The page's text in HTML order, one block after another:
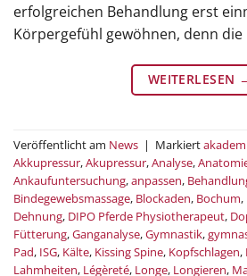
erfolgreichen Behandlung erst
Körpergefühl gewöhnen, denn
WEITERLESEN
Veröffentlicht am News | Markiert
Akkupressur,Akupressur,Analyse,
Ankaufuntersuchung,anpassen,
Bindegewebsmassage, Blockaden, Bochum,
Dehnung, DIPO Pferde Physiotherapeut,
Fütterung,Ganganalyse,Gymnastik,
Pad, ISG, Kälte, Kissing Spine, Kopfschlagen,
Lahmheiten, Légèreté, Longe, Longieren,